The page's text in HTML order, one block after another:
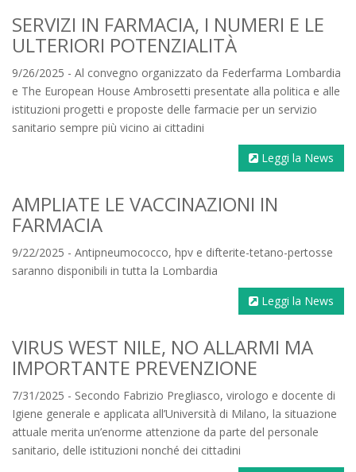
SERVIZI IN FARMACIA, I NUMERI E LE
ULTERIORI POTENZIALITÀ
9/26/2025 - Al convegno organizzato da Federfarma Lombardia
e The European House Ambrosetti presentate alla politica e alle
istituzioni progetti e proposte delle farmacie per un servizio
sanitario sempre più vicino ai cittadini
Leggi la News
AMPLIATE LE VACCINAZIONI IN
FARMACIA
9/22/2025 - Antipneumococco, hpv e difterite-tetano-pertosse
saranno disponibili in tutta la Lombardia
Leggi la News
VIRUS WEST NILE, NO ALLARMI MA
IMPORTANTE PREVENZIONE
7/31/2025 - Secondo Fabrizio Pregliasco, virologo e docente di
Igiene generale e applicata all’Università di Milano, la situazione
attuale merita un’enorme attenzione da parte del personale
sanitario, delle istituzioni nonché dei cittadini